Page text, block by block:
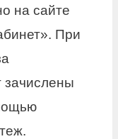
на сайте
При
зачислены